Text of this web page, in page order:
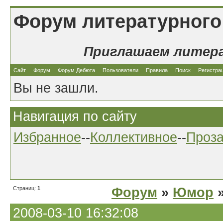
Форум
Приглашаем
Сайт Форум Форум Дебюта Пользователи Правила Поиск
Вы не зашли.
Навигация по сайту
Избранное--Коллективное--
Страниц: 1 Форум » Юмор
2008-03-10 16:32:08